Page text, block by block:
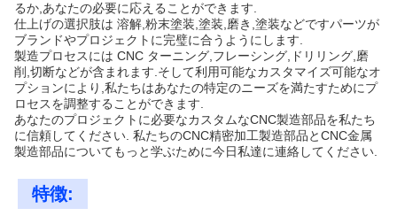
るか,あなたの必要に応えることができます.
仕上げの選択肢は 溶解,粉末塗装,塗装,磨き,塗装などですパーツが
ブランドやプロジェクトに完璧に合うようにします.
製造プロセスには CNC ターニング,フレーシング,ドリリング,磨
削,切断などが含まれます.そして利用可能なカスタマイズ可能なオ
プションにより,私たちはあなたの特定のニーズを満たすためにプ
ロセスを調整することができます.
あなたのプロジェクトに必要なカスタムなCNC製造部品を私たち
に信頼してください. 私たちのCNC精密加工製造部品とCNC金属
製造部品についてもっと学ぶために今日私達に連絡してください.
特徴: